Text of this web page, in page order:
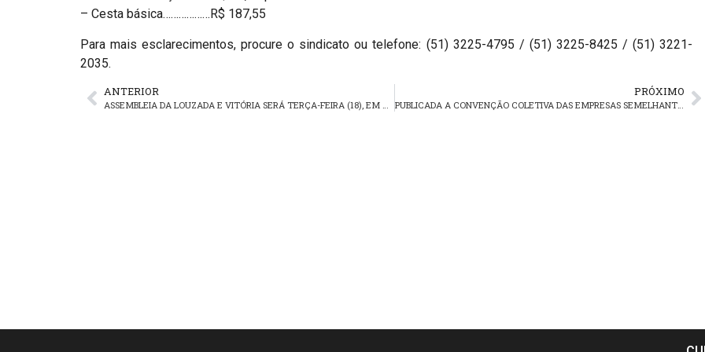
– Cesta básica………………R$ 187,55
Para mais esclarecimentos, procure o sindicato ou telefone: (51) 3225-4795 / (51) 3225-8425 / (51) 3221-
2035.
ANTERIOR
ASSEMBLEIA DA LOUZADA E VITÓRIA SERÁ TERÇA-FEIRA (18), EM ARROIO DOS RATOS
PRÓXIMO
PUBLICADA A CONVENÇÃO COLETIVA DAS EMPRESAS SEMELHANTES ÀS URBANAS (VITÓRIA E LOUZADA)